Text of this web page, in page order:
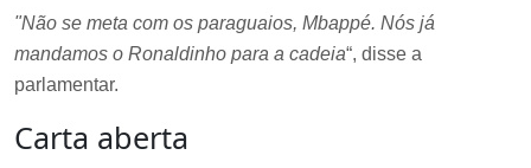
"Não se meta com os paraguaios, Mbappé. Nós já
mandamos o Ronaldinho para a cadeia“, disse a
parlamentar.
Carta aberta